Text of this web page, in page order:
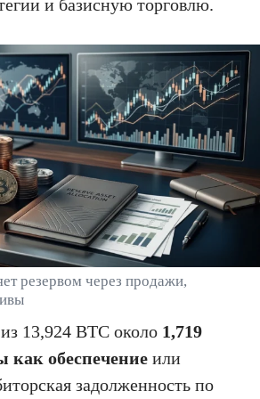
и базисную торговлю.
резервом через продажи,
13,924 BTC около 1,719
как обеспечение или
задолженность по